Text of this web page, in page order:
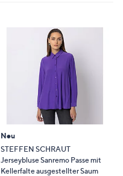
Neu
STEFFEN SCHRAUT
Jerseybluse Sanremo Passe mit
Kellerfalte ausgestellter Saum